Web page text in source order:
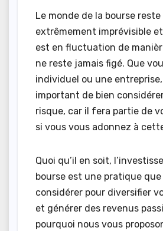
Le monde de la bourse
extrêmement imprévisible
est en fluctuation de
ne reste jamais figé. Que
individuel ou une
important de bien
risque, car il fera partie de
si vous vous adonnez à
Quoi qu’il en soit,
bourse est une pratique
considérer pour diversifier
et générer des revenus
pourquoi nous vous